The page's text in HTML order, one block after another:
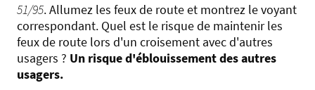
51/95. Allumez les feux de route et montrez le voyant
correspondant. Quel est le risque de maintenir les
feux de route lors d'un croisement avec d'autres
usagers ? Un risque d'éblouissement des autres
usagers.